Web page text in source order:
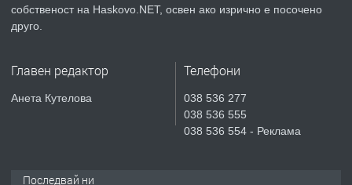
ПРЕДЛАГА
Продавам парцел в гр. Хасково кв.
СГЛОБЯВАНЕ НА МЕБЕЛИ.
собственост на Haskovo.NET, освен ако изрично е посочено
друго.
Главен редактор
Анета Кутелова
Телефони
038 536 277
038 536 555
038 536 554 - Реклама
Последвай ни